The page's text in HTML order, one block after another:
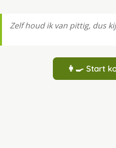
Zelf houd ik van pittig, dus
👩‍🍳 Start